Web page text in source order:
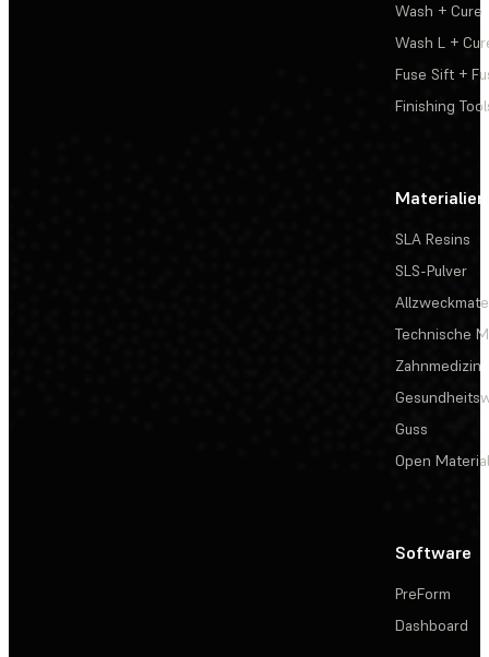
Wash + Cure
Wash L +
Fuse Sift +
Finishing
Materialien
SLA Resins
SLS-Pulver
Technische
Zahnmedizin
Guss
Open
Software
PreForm
Dashboard